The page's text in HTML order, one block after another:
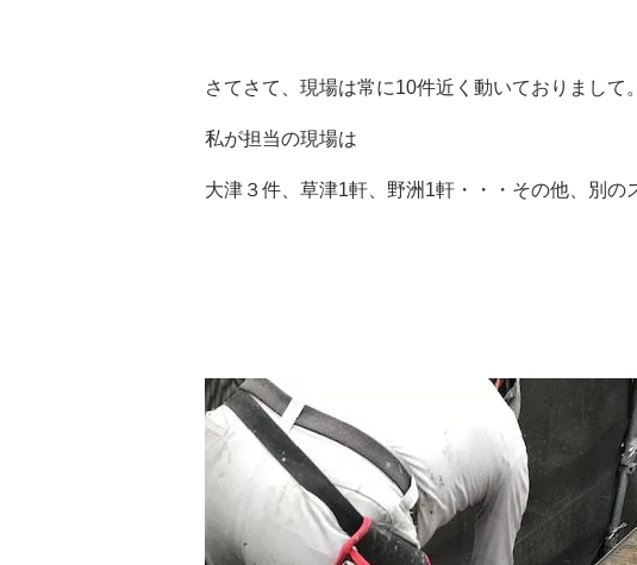
さてさて、現場は常に10件近く動いておりまして。
私が担当の現場は
大津３件、草津1軒、野洲1軒・・・その他、別の